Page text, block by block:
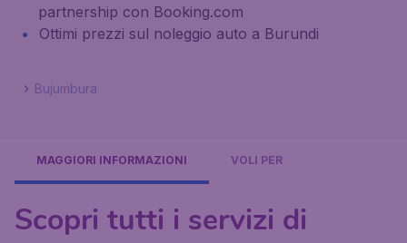
partnership con Booking.com
Ottimi prezzi sul noleggio auto a Burundi
Bujumbura
MAGGIORI INFORMAZIONI VOLI PER
Scopri tutti i servizi di